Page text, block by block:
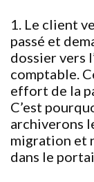
1. Le client
passé et
dossier vers
comptable.
effort de la
C’est
archiverons
migration et
dans le